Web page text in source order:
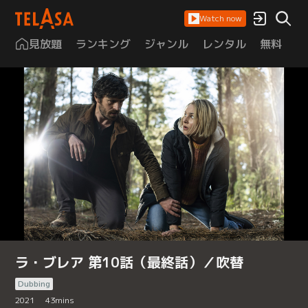
Watch now
見放題 ランキング ジャンル レンタル 無料
ラ・ブレア 第10話（最終話）／吹替
Dubbing
2021
43mins